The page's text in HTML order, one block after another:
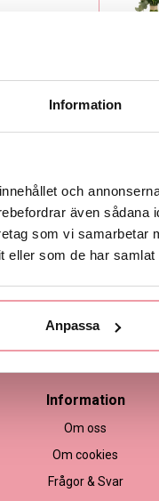
Information
och
även sådana
som vi samarbetar
eller som de har
Anpassa
Information
Om oss
Om cookies
Frågor & Svar